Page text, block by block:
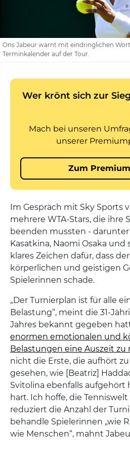
Ons Jabeur warnt mit eindringlichen
Terminkalender auf der Tour.
Im Gespräch mit Sky Sports
mehrere WTA-Stars, die ihre
beenden mussten - darunter
Kasatkina, Naomi Osaka und
klares Zeichen dafür, dass
körperlichen und geistigen
Spielerinnen schade.
„Der Turnierplan ist für alle
Belastung“, meint die 31-
Jahres bekannt gegeben
enormen emotionalen und
Belastungen eine Auszeit zu
nicht die Erste, die aufhört
gesehen, wie [Beatriz]
Svitolina ebenfalls aufgehört
hart. Ich hoffe, die
reduziert die Anzahl der
behandle Spielerinnen „wie
wie Menschen“, mahnt